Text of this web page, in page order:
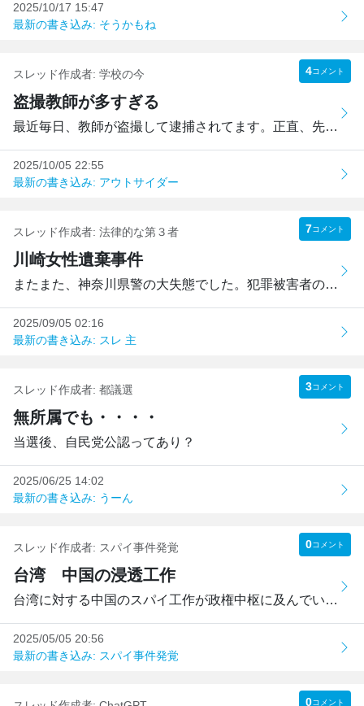
2025/10/17 15:47
最新の書き込み: そうかもね
スレッド作成者: 学校の今 4コメント
盗撮教師が多すぎる
最近毎日、教師が盗撮して逮捕されてます。正直、先生を見る...
2025/10/05 22:55
最新の書き込み: アウトサイダー
スレッド作成者: 法律的な第３者 7コメント
川崎女性遺棄事件
またまた、神奈川県警の大失態でした。犯罪被害者の家族は今...
2025/09/05 02:16
最新の書き込み: スレ 主
スレッド作成者: 都議選 3コメント
無所属でも・・・・
当選後、自民党公認ってあり？
2025/06/25 14:02
最新の書き込み: うーん
スレッド作成者: スパイ事件発覚 0コメント
台湾 中国の浸透工作
台湾に対する中国のスパイ工作が政権中枢に及んでいることが...
2025/05/05 20:56
最新の書き込み: スパイ事件発覚
0コメント